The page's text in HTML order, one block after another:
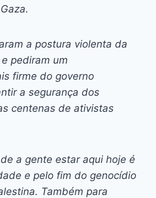
a postura violenta da
pediram um
firme do governo
a segurança dos
centenas de ativistas
a gente estar aqui hoje é
e pelo fim do genocídio
Também para